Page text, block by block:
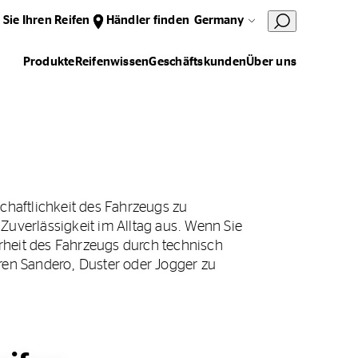
Sie Ihren Reifen Händler finden Germany
Produkte ReifenwissenGeschäftskundenÜber uns
des Fahrzeugs zu
im Alltag aus. Wenn Sie
des Fahrzeugs durch technisch
Sandero, Duster oder Jogger zu